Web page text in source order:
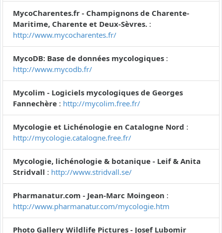
MycoCharentes.fr - Champignons de Charente-
Maritime, Charente et Deux-Sèvres. :
http://www.mycocharentes.fr/
MycoDB: Base de données mycologiques :
http://www.mycodb.fr/
Mycolim - Logiciels mycologiques de Georges
Fannechère : http://mycolim.free.fr/
Mycologie et Lichénologie en Catalogne Nord :
http://mycologie.catalogne.free.fr/
Mycologie, lichénologie & botanique - Leif & Anita
Stridvall : http://www.stridvall.se/
Pharmanatur.com - Jean-Marc Moingeon :
http://www.pharmanatur.com/mycologie.htm
Photo Gallery Wildlife Pictures - Josef Lubomir